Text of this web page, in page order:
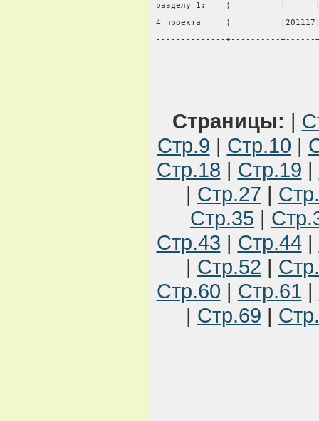
разделу 1:    ¦          ¦
4 проекта     ¦
--------------+----------+------
Страницы: |
Стр.9 | Стр.10 |
Стр.18 | Стр.19 |
| Стр.27 |
Стр.35 |
Стр.43 | Стр.44|
| Стр.52 |
Стр.60 | Стр.61 |
| Стр.69 |